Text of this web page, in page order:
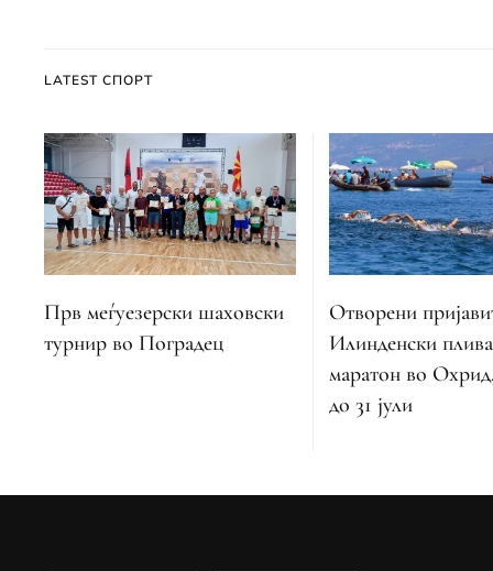
LATEST СПОРТ
Прв меѓуезерски шаховски
турнир во Поградец
Отворени
Илинденски
маратон во
до 31 јули